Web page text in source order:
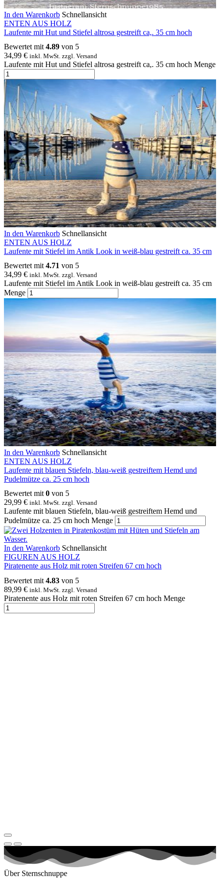
In den Warenkorb Schnellansicht
ENTEN AUS HOLZ
Laufente mit Hut und Stiefel altrosa gestreift ca,. 35 cm hoch
Bewertet mit 4.89 von 5
34,99 € inkl. MwSt. zzgl. Versand
Laufente mit Hut und Stiefel altrosa gestreift ca,. 35 cm hoch Menge
In den Warenkorb Schnellansicht
ENTEN AUS HOLZ
Laufente mit Stiefel im Antik Look in weiß-blau gestreift ca. 35 cm
Bewertet mit 4.71 von 5
34,99 € inkl. MwSt. zzgl. Versand
Laufente mit Stiefel im Antik Look in weiß-blau gestreift ca. 35 cm
Menge
In den Warenkorb Schnellansicht
ENTEN AUS HOLZ
Laufente mit blauen Stiefeln, blau-weiß gestreiftem Hemd und
Pudelmütze ca. 25 cm hoch
Bewertet mit0 von 5
29,99 € inkl. MwSt. zzgl. Versand
Laufente mit blauen Stiefeln, blau-weiß gestreiftem Hemd und
Pudelmütze ca. 25 cm hoch Menge
In den Warenkorb Schnellansicht
FIGUREN AUS HOLZ
Piratenente aus Holz mit roten Streifen 67 cm hoch
Bewertet mit 4.83 von 5
89,99 € inkl. MwSt. zzgl. Versand
Piratenente aus Holz mit roten Streifen 67 cm hoch Menge
Über Sternschnuppe